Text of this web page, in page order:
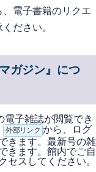
電子書籍のリクエ
ださい。
ガジン』につ
子雑誌が閲覧でき
外部リンク から、ログ
きます。最新号の雑
きます。館内でご自
セスしてください。